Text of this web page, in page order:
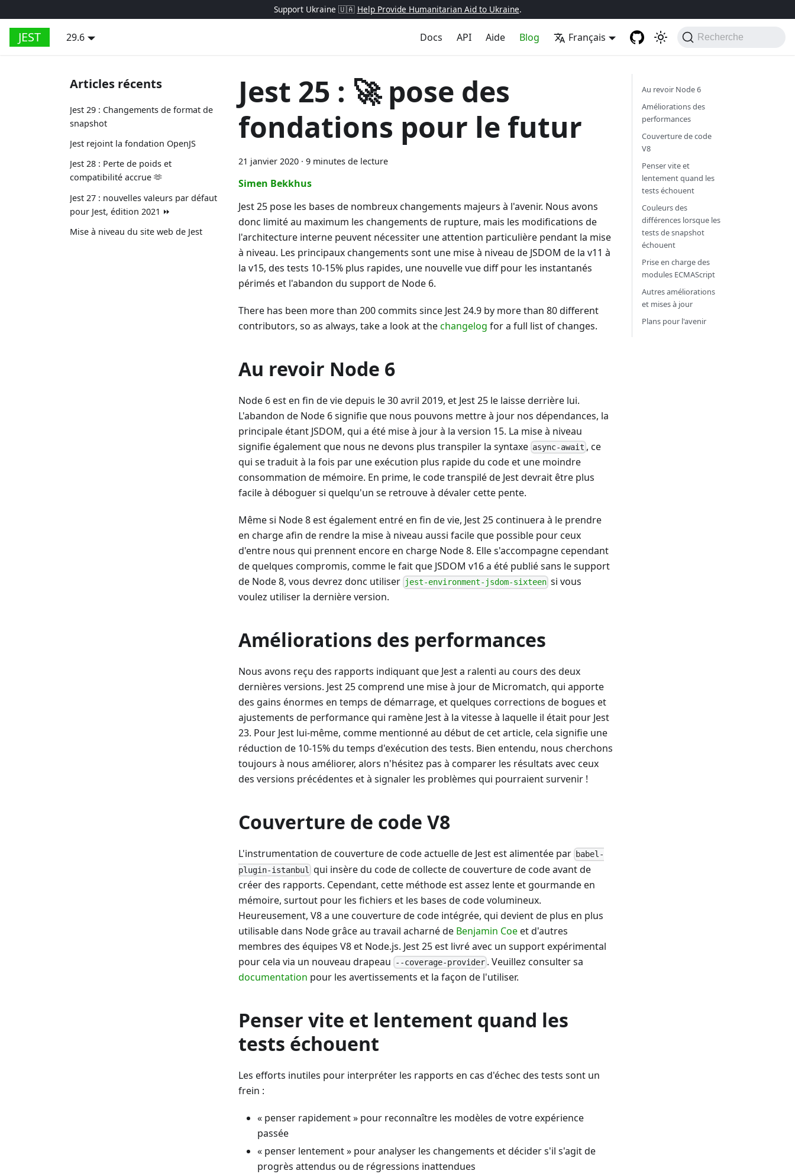
Support Ukraine 🇺🇦 Help Provide Humanitarian Aid to Ukraine.
JEST 29.6 Docs API Aide Blog Français Recherche
Articles récents
Jest 29 : Changements de format de
snapshot
Jest rejoint la fondation OpenJS
Jest 28 : Perte de poids et
compatibilité accrue 🫶
Jest 27 : nouvelles valeurs par défaut
pour Jest, édition 2021 ⏩
Mise à niveau du site web de Jest
Jest 25 : 🚀 pose des
fondations pour le futur
21 janvier 2020 · 9 minutes de lecture
Simen Bekkhus
Jest 25 pose les bases de nombreux changements majeurs à l'avenir. Nous avons
donc limité au maximum les changements de rupture, mais les modifications de
l'architecture interne peuvent nécessiter une attention particulière pendant la mise
à niveau. Les principaux changements sont une mise à niveau de JSDOM de la v11 à
la v15, des tests 10-15% plus rapides, une nouvelle vue diff pour les instantanés
périmés et l'abandon du support de Node 6.
There has been more than 200 commits since Jest 24.9 by more than 80 different
contributors, so as always, take a look at thechangelog for a full list of changes.
Au revoir Node 6
Node 6 est en fin de vie depuis le 30 avril 2019, et Jest 25 le laisse derrière lui.
L'abandon de Node 6 signifie que nous pouvons mettre à jour nos dépendances, la
principale étant JSDOM, qui a été mise à jour à la version 15. La mise à niveau
signifie également que nous ne devons plus transpiler la syntaxe async-await , ce
qui se traduit à la fois par une exécution plus rapide du code et une moindre
consommation de mémoire. En prime, le code transpilé de Jest devrait être plus
facile à déboguer si quelqu'un se retrouve à dévaler cette pente.
Même si Node 8 est également entré en fin de vie, Jest 25 continuera à le prendre
en charge afin de rendre la mise à niveau aussi facile que possible pour ceux
d'entre nous qui prennent encore en charge Node 8. Elle s'accompagne cependant
de quelques compromis, comme le fait que JSDOM v16 a été publié sans le support
de Node 8, vous devrez donc utiliser jest-environment-jsdom-sixteen si vous
voulez utiliser la dernière version.
Améliorations des performances
Nous avons reçu des rapports indiquant que Jest a ralenti au cours des deux
dernières versions. Jest 25 comprend une mise à jour de Micromatch, qui apporte
des gains énormes en temps de démarrage, et quelques corrections de bogues et
ajustements de performance qui ramène Jest à la vitesse à laquelle il était pour Jest
23. Pour Jest lui-même, comme mentionné au début de cet article, cela signifie une
réduction de 10-15% du temps d'exécution des tests. Bien entendu, nous cherchons
toujours à nous améliorer, alors n'hésitez pas à comparer les résultats avec ceux
des versions précédentes et à signaler les problèmes qui pourraient survenir !
Couverture de code V8
L'instrumentation de couverture de code actuelle de Jest est alimentée par babel-
plugin-istanbul
qui insère du code de collecte de couverture de code avant de
créer des rapports. Cependant, cette méthode est assez lente et gourmande en
mémoire, surtout pour les fichiers et les bases de code volumineux.
Heureusement, V8 a une couverture de code intégrée, qui devient de plus en plus
utilisable dans Node grâce au travail acharné de Benjamin Coeet d'autres
membres des équipes V8 et Node.js. Jest 25 est livré avec un support expérimental
pour cela via un nouveau drapeau
--coverage-provider . Veuillez consulter sa
documentation pour les avertissements et la façon de l'utiliser.
Penser vite et lentement quand les
tests échouent
Les efforts inutiles pour interpréter les rapports en cas d'échec des tests sont un
frein :
« penser rapidement » pour reconnaître les modèles de votre expérience
passée
« penser lentement » pour analyser les changements et décider s'il s'agit de
progrès attendus ou de régressions inattendues
Au revoir Node 6
Améliorations des
performances
Couverture de code
V8
Penser vite et
lentement quand les
tests échouent
Couleurs des
différences lorsque les
tests de snapshot
échouent
Prise en charge des
modules ECMAScript
Autres améliorations
et mises à jour
Plans pour l'avenir